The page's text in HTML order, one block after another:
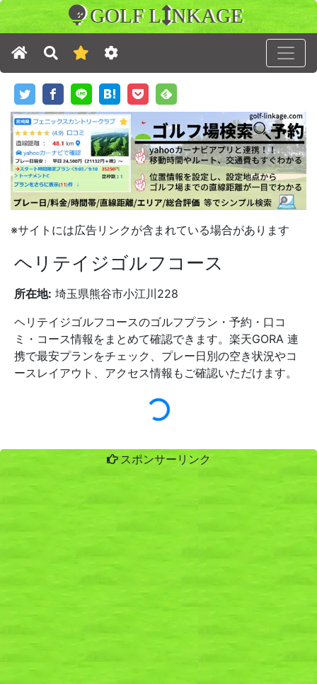
GOLF L NKAGE
※サイトには広告リンクが含まれている場合があります
ヘリテイジゴルフコース
所在地: 埼玉県熊谷市小江川228
ヘリテイジゴルフコースのゴルフプラン・予約・口コ
ミ・コース情報をまとめて確認できます。楽天GORA 連
携で最安プランをチェック、プレー日別の空き状況やコ
ースレイアウト、アクセス情報もご確認いただけます。
スポンサーリンク